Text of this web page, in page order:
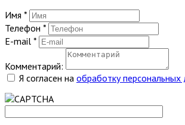
Имя *
Телефон *
E-mail *
Комментарий:
Я согласен на обработку персональных